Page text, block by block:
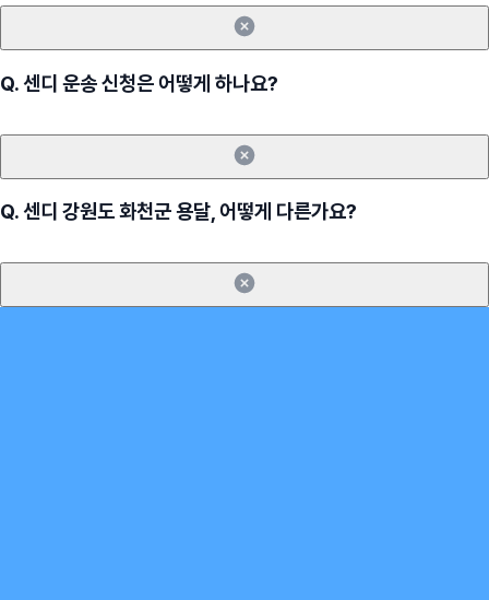
Q.센디 운송 신청은 어떻게 하나요?
Q.센디 강원도 화천군 용달, 어떻게 다른가요?